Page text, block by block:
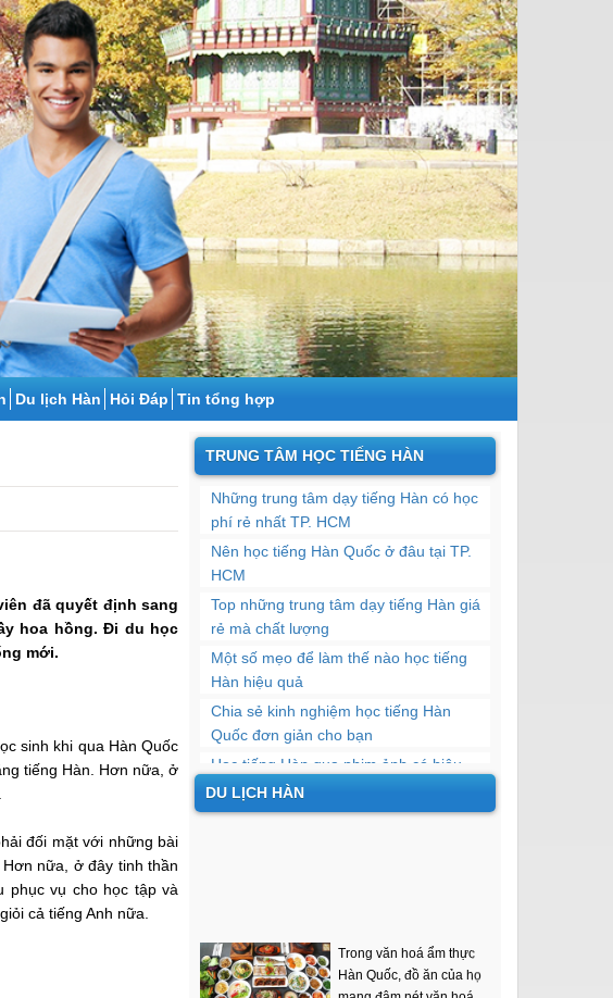
Du lịch Hàn Hỏi Đáp Tin tổng hợp
đã quyết định sang
hoa hồng. Đi du học
mới.
sinh khi qua Hàn Quốc
tiếng Hàn. Hơn nữa, ở
đối mặt với những bài
nữa, ở đây tinh thần
phục vụ cho học tập và
cả tiếng Anh nữa.
TRUNG TÂM HỌC TIẾNG HÀN
Những trung tâm dạy tiếng Hàn có học
phí rẻ nhất TP. HCM
Nên học tiếng Hàn Quốc ở đâu tại TP.
HCM
Top những trung tâm dạy tiếng Hàn giá
rẻ mà chất lượng
​Một số mẹo để làm thế nào học tiếng
Hàn hiệu quả
Chia sẻ kinh nghiệm học tiếng Hàn
Quốc đơn giản cho bạn
Học tiếng Hàn qua phim ảnh có hiệu
quả không?
5 thủ thuật học tiếng Hàn hiệu quả nhất
Thông tin về học phí các khóa học tiếng
Hàn cần biết
DU LỊCH HÀN
mang đậm nét văn hoá...